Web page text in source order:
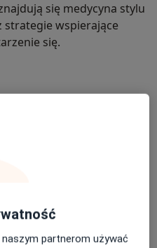
się medycyna stylu
strategie wspierające
się.
adresami)
partnerom używać